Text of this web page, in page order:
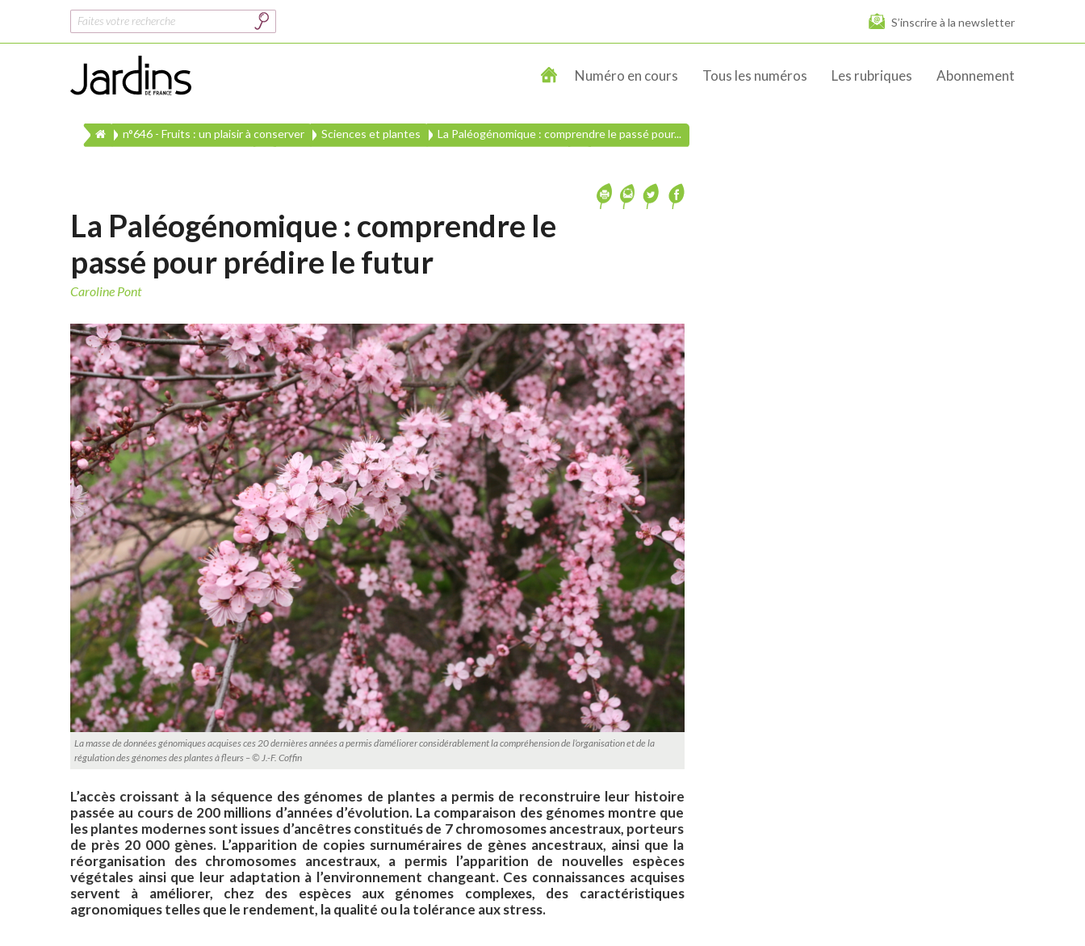
Rechercher : S’inscrire à la newsletter
Numéro en cours Tous les numéros Les rubriques Abonnement
n°646 - Fruits : un plaisir à conserver Sciences et plantes La Paléogénomique : comprendre le passé pour...
La Paléogénomique : comprendre le
passé pour prédire le futur
Caroline Pont
La masse de données génomiques acquises ces 20 dernières années a permis d’améliorer considérablement la compréhension de l’organisation et de la
régulation des génomes des plantes à fleurs – © J.-F. Coffin
L’accès croissant à la séquence des génomes de plantes a permis de reconstruire leur histoire
passée au cours de 200 millions d’années d’évolution. La comparaison des génomes montre que
les plantes modernes sont issues d’ancêtres constitués de 7 chromosomes ancestraux, porteurs
de près 20 000 gènes. L’apparition de copies surnuméraires de gènes ancestraux, ainsi que la
réorganisation des chromosomes ancestraux, a permis l’apparition de nouvelles espèces
végétales ainsi que leur adaptation à l’environnement changeant. Ces connaissances acquises
servent à améliorer, chez des espèces aux génomes complexes, des caractéristiques
agronomiques telles que le rendement, la qualité ou la tolérance aux stress.